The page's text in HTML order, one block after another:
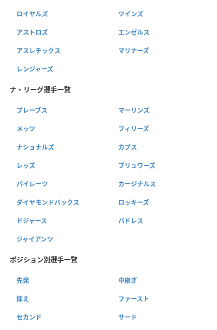
ロイヤルズ ツインズ
アストロズ エンゼルス
アスレチックス マリナーズ
レンジャーズ
ナ・リーグ選手一覧
ブレーブス マーリンズ
メッツ フィリーズ
ナショナルズ カブス
レッズ ブリュワーズ
パイレーツ カージナルス
ダイヤモンドバックス ロッキーズ
ドジャース パドレス
ジャイアンツ
ポジション別選手一覧
先発 中継ぎ
抑え ファースト
セカンド サード